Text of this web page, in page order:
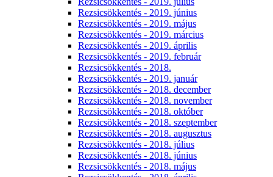
Rezsicsökkentés - 2019. június
Rezsicsökkentés - 2019. május
Rezsicsökkentés - 2019. március
Rezsicsökkentés - 2019. április
Rezsicsökkentés - 2019. február
Rezsicsökkentés - 2018.
Rezsicsökkentés - 2019. január
Rezsicsökkentés - 2018. december
Rezsicsökkentés - 2018. november
Rezsicsökkentés - 2018. október
Rezsicsökkentés - 2018. szeptember
Rezsicsökkentés - 2018. augusztus
Rezsicsökkentés - 2018. július
Rezsicsökkentés - 2018. június
Rezsicsökkentés - 2018. május